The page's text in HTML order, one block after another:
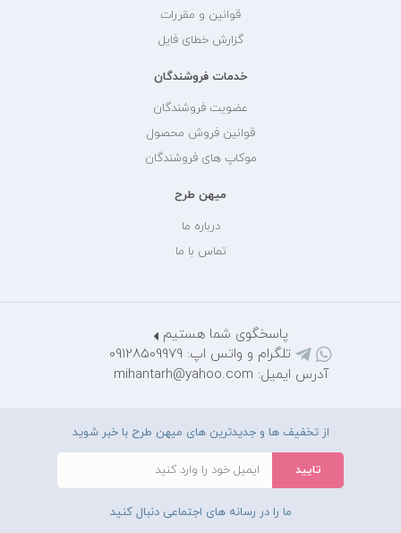
قوانین و مقررات
گزارش خطای فایل
خدمات فروشندگان
عضویت فروشندگان
قوانین فروش محصول
موکاپ های فروشندگان
میهن طرح
درباره ما
تماس با ما
پاسخگوی شما هستیم
تلگرام و واتس اپ: 09128509979
آدرس ایمیل: mihantarh@yahoo.com
از تخفیف ها و جدیدترین های میهن طرح با خبر شوید
ما را در رسانه های اجتماعی دنبال کنید